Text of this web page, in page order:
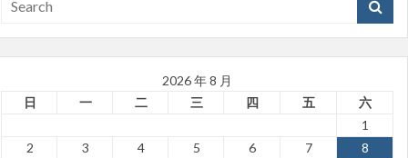
2026 年 8 月
日
一 二 三 四 五
六
1
2
3 4 5 6 7
8